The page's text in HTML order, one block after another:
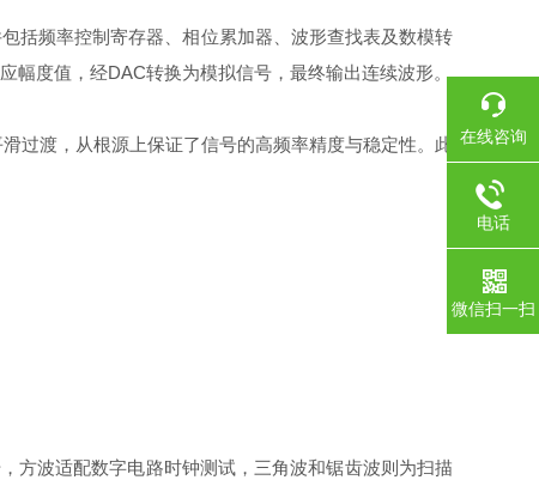
括频率控制寄存器、相位累加器、波形查找表及数模转
幅度值，经DAC转换为模拟信号，最终输出连续波形。
渡，从根源上保证了信号的高频率精度与稳定性。此
波适配数字电路时钟测试，三角波和锯齿波则为扫描
在线咨询
电话
微信扫一扫